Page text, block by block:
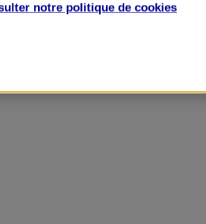
d'aléas grave (maladie, accident, décès…)
notre politique de cookies